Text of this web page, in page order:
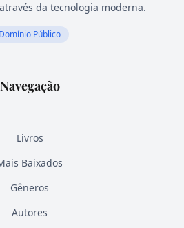
da tecnologia moderna.
Domínio Público
Navegação
Livros
Baixados
Gêneros
Autores